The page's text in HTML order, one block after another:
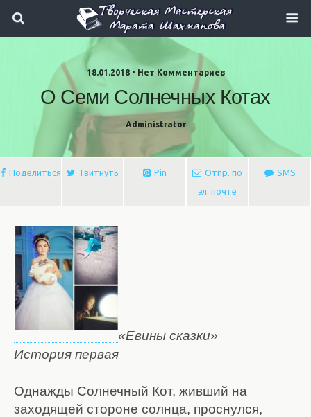
18.01.2018 • Нет Комментариев
О Семи Солнечных Котах
Administrator
Поделиться Твитнуть Pin
Отпр. по
эл. почте
SMS
«Евины сказки»
История первая
Однажды Солнечный Кот, живший на
заходящей стороне солнца, проснулся,